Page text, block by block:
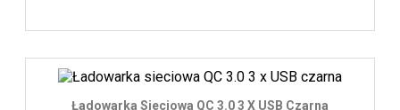
Ładowarka Sieciowa QC 3.0 3 X USB Czarna